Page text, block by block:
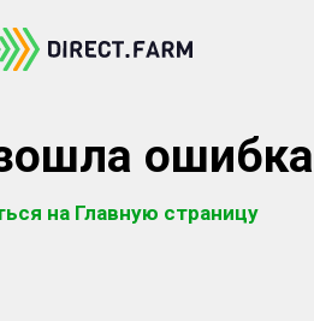
ошибка
на Главную страницу